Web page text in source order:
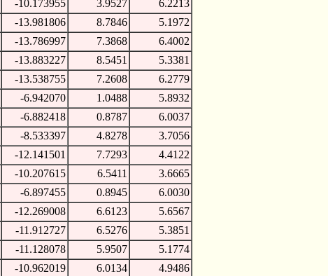
-10.173955 3.9527
6.2213
-13.981806 8.7846
5.1972
-13.786997 7.3868
6.4002
-13.883227 8.5451
5.3381
-13.538755 7.2608
6.2779
-6.942070 1.0488
5.8932
-6.882418 0.8787
6.0037
-8.533397 4.8278
3.7056
-12.141501 7.7293
4.4122
-10.207615 6.5411
3.6665
-6.897455 0.8945
6.0030
-12.269008 6.6123
5.6567
-11.912727 6.5276
5.3851
-11.128078 5.9507
5.1774
-10.962019 6.0134
4.9486